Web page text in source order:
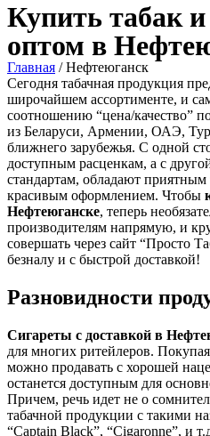
Купить табак
оптом в
Главная / Нефтеюганск
Сегодня табачная продукция
широчайшем ассортименте, и
соотношению “цена/качество”
из Беларуси, Армении, ОАЭ,
ближнего зарубежья. С одной
доступным расценкам, а с
стандартам, обладают
красивым оформлением. Чтобы
Нефтеюганске, теперь
производителям напрямую, и
совершать через сайт “Просто
безналу и с быстрой доставкой!
Разновидности
Сигареты с доставкой в
для многих ритейлеров.
можно продавать с хорошей
останется доступным для
Причем, речь идет не о
табачной продукции с такими
“Captain Black”, “Cigaronne”, и